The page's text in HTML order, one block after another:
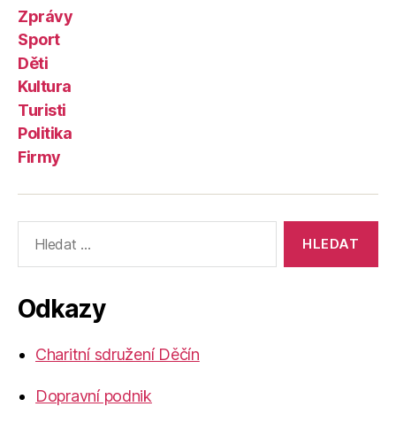
Zprávy
Sport
Děti
Kultura
Turisti
Politika
Firmy
vyhledávání:
Odkazy
Charitní sdružení Děčín
Dopravní podnik